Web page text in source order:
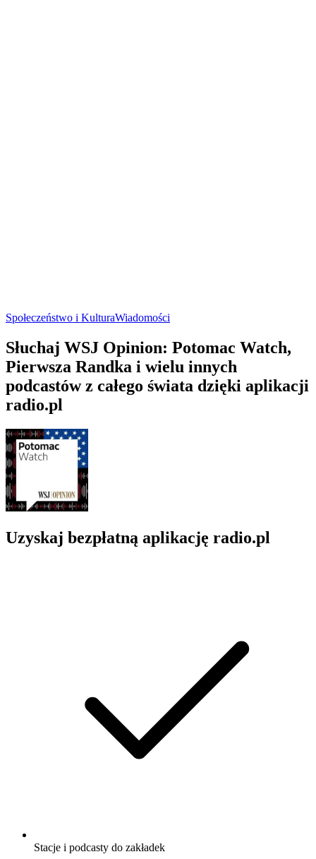
Społeczeństwo i KulturaWiadomości
Słuchaj WSJ Opinion: Potomac Watch,
Pierwsza Randka i wielu innych
podcastów z całego świata dzięki aplikacji
radio.pl
Uzyskaj bezpłatną aplikację radio.pl
Stacje i podcasty do zakładek